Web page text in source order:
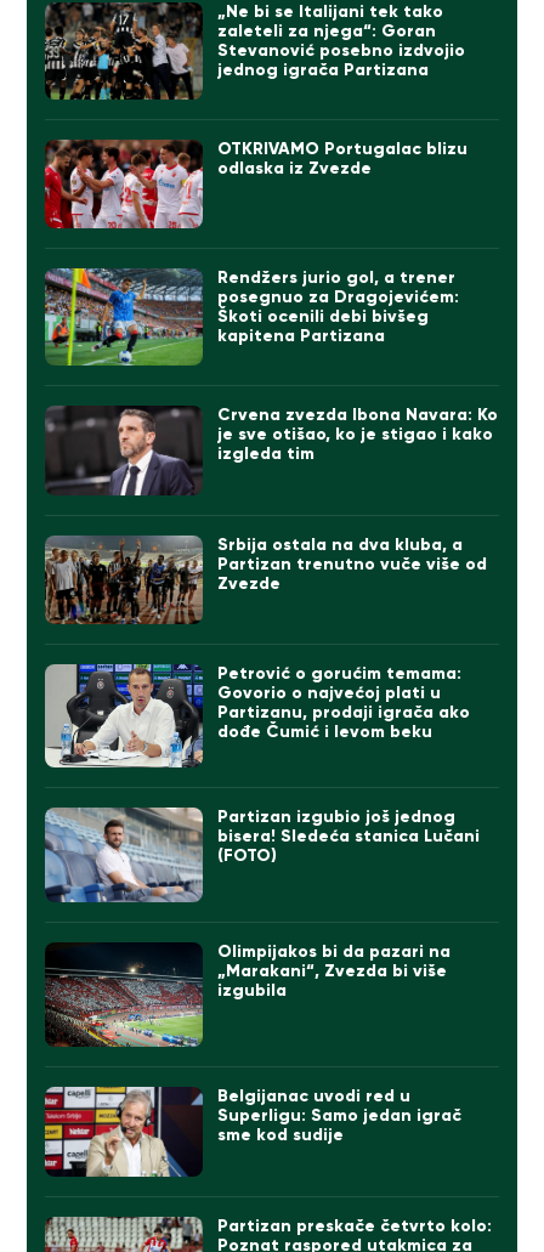
„Ne bi se Italijani tek tako
zaleteli za njega“: Goran
Stevanović posebno izdvojio
jednog igrača Partizana
OTKRIVAMO Portugalac blizu
odlaska iz Zvezde
Rendžers jurio gol, a trener
posegnuo za Dragojevićem:
Škoti ocenili debi bivšeg
kapitena Partizana
Crvena zvezda Ibona Navara: Ko
je sve otišao, ko je stigao i kako
izgleda tim
Srbija ostala na dva kluba, a
Partizan trenutno vuče više od
Zvezde
Petrović o gorućim temama:
Govorio o najvećoj plati u
Partizanu, prodaji igrača ako
dođe Čumić i levom beku
Partizan izgubio još jednog
bisera! Sledeća stanica Lučani
(FOTO)
Olimpijakos bi da pazari na
„Marakani“, Zvezda bi više
izgubila
Belgijanac uvodi red u
Superligu: Samo jedan igrač
sme kod sudije
Partizan preskače četvrto kolo:
Poznat raspored utakmica za